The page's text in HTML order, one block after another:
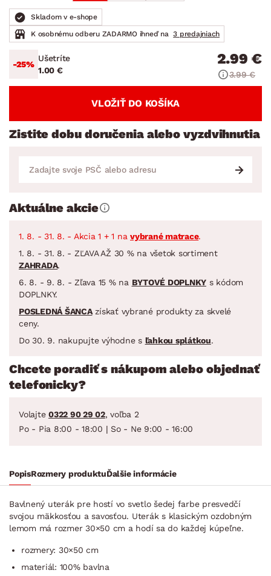
Skladom v e-shope
K osobnému odberu ZADARMO ihneď na 3 predajniach
-25%
Ušetríte
1.00 €
2.99 €
3.99 €
VLOŽIŤ DO KOŠÍKA
Zistite dobu doručenia alebo vyzdvihnutia
Aktuálne akcie
1. 8. - 31. 8. - Akcia 1 + 1 na vybrané matrace.
1. 8. - 31. 8. - ZĽAVA AŽ 30 % na všetok sortiment
ZAHRADA.
6. 8. - 9. 8. - Zľava 15 % na BYTOVÉ DOPLNKY s kódom
DOPLNKY.
POSLEDNÁ ŠANCAzískať vybrané produkty za skvelé
ceny.
Do 30. 9. nakupujte výhodne s ľahkou splátkou.
Chcete poradiť s nákupom alebo objednať
telefonicky?
Volajte 0322 90 29 02, voľba 2
Po - Pia 8:00 - 18:00 | So - Ne 9:00 - 16:00
PopisRozmery produktuĎalšie informácie
Bavlnený uterák pre hostí vo svetlo šedej farbe presvedčí
svojou mäkkosťou a savosťou. Uterák s klasickým ozdobným
lemom má rozmer 30×50 cm a hodí sa do každej kúpeľne.
rozmery: 30×50 cm
materiál: 100% bavlna